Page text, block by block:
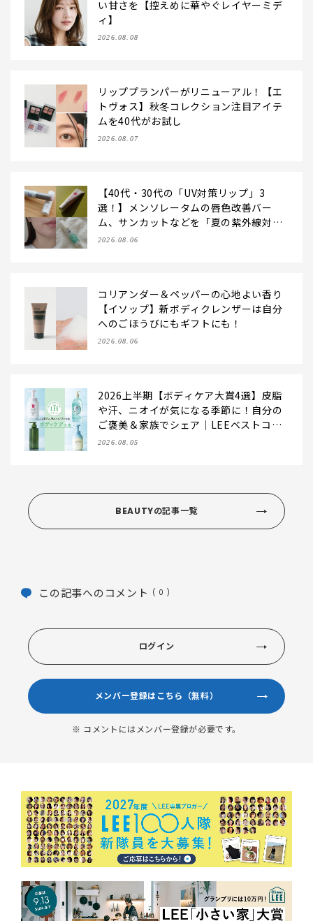
い甘さを【控えめに華やぐレイヤーミデ
ィ】
2026.08.08
リッププランパーがリニューアル！【エ
トヴォス】秋冬コレクション注目アイテ
ムを40代がお試し
2026.08.07
【40代・30代の「UV対策リップ」3
選！】メンソレータムの唇色改善バー
ム、サンカットなどを「夏の紫外線対
策」に愛用中です【LEE読者のイチ押し
2026.08.06
コリアンダー＆ペッパーの心地よい香り
【イソップ】新ボディクレンザーは自分
へのごほうびにもギフトにも！
2026.08.06
2026上半期【ボディケア大賞4選】皮脂
や汗、ニオイが気になる季節に！自分の
ご褒美＆家族でシェア｜LEEベストコス
メ
2026.08.05
BEAUTYの記事一覧
この記事へのコメント ( 0 )
ログイン
メンバー登録はこちら（無料）
※ コメントにはメンバー登録が必要です。